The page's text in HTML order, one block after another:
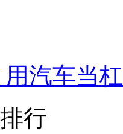
汽车当
行